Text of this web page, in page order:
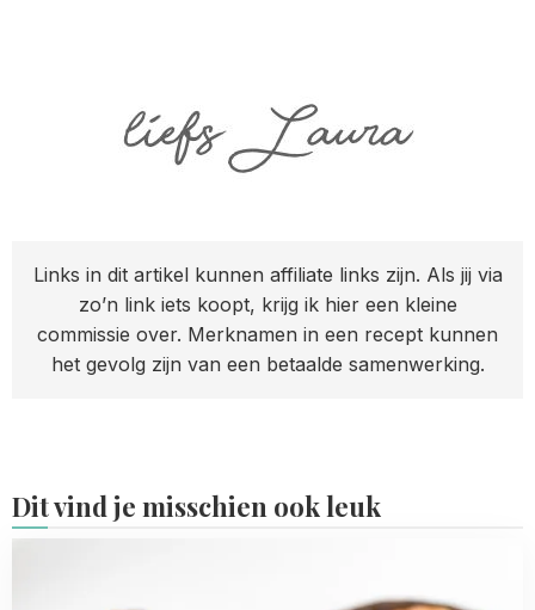
Links in dit artikel kunnen affiliate links zijn. Als jij via
zo’n link iets koopt, krijg ik hier een kleine
commissie over. Merknamen in een recept kunnen
het gevolg zijn van een betaalde samenwerking.
Dit vind je misschien ook leuk